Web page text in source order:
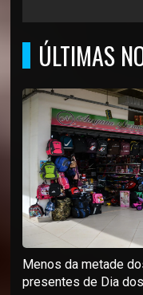
ÚLTIMAS
Menos da metade
presentes de Dia